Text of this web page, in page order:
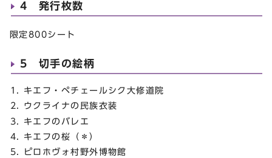
4 発行枚数
限定800シート
5 切手の絵柄
キエフ・ペチェールシク大修道院
ウクライナの民族衣装
キエフのバレエ
キエフの桜（＊）
ピロホヴォ村野外博物館